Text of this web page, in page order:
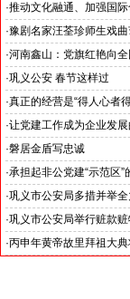
·推动文化融通、加强国
·豫剧名家汪荃珍师生戏
·河南鑫山：党旗红艳向
·巩义公安 春节这样过
·真正的经营是“得人心者
·让党建工作成为企业发
·磐居金盾写忠诚
·承担起非公党建“示范区”
·巩义市公安局多措并举
·巩义市公安局举行赃款
·丙申年黄帝故里拜祖大